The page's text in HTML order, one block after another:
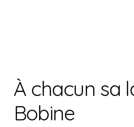
À chacun sa
Bobine